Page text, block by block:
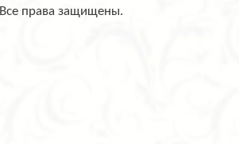
Все права защищены.